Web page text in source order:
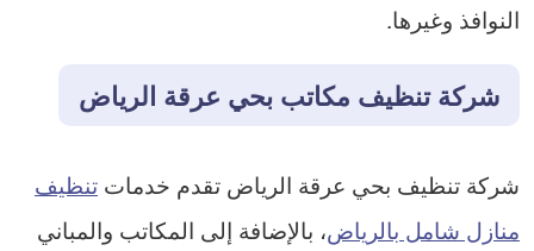
النوافذ وغيرها.
شركة تنظيف مكاتب بحي عرقة الرياض
شركة تنظيف بحي عرقة الرياض تقدم خدمات تنظيف
منازل شامل بالرياض، بالإضافة إلى المكاتب والمباني